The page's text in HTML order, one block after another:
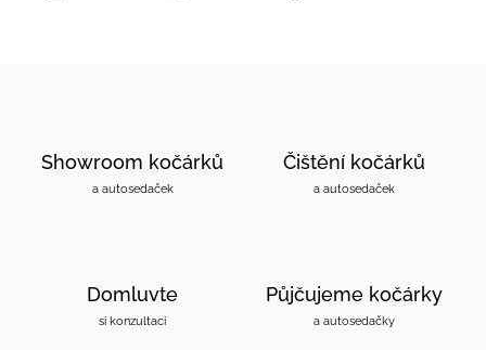
Showroom kočárků
a autosedaček
Čištění kočárků
a autosedaček
Domluvte
si konzultaci
Půjčujeme kočárky
a autosedačky